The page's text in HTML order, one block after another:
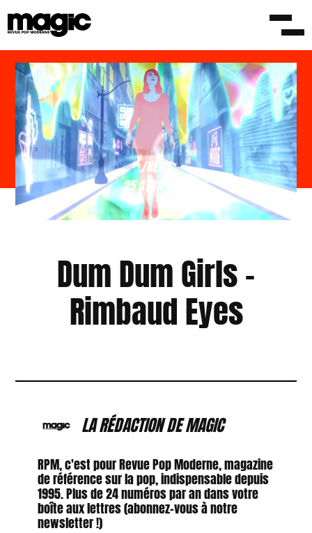
/NEWS
25 AVRIL 2014
Dum Dum Girls –
Rimbaud Eyes
LA RÉDACTION DE MAGIC
RPM, c'est pour Revue Pop Moderne, magazine
de référence sur la pop, indispensable depuis
1995. Plus de 24 numéros par an dans votre
boîte aux lettres (abonnez-vous à notre
newsletter !)